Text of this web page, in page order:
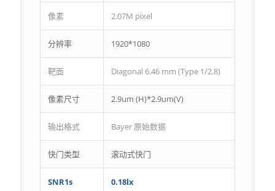
像素 2.07M pixel
分辨率 1920*1080
靶面 Diagonal 6.46 mm (Type 1/2.8)
像素尺寸 2.9um (H)*2.9um(V)
输出格式 Bayer 原始数据
快门类型 滚动式快门
SNR1s
0.18lx